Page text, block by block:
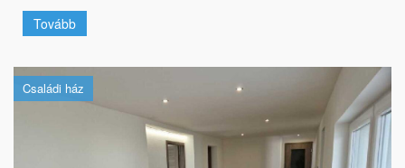
Tovább
Családi ház